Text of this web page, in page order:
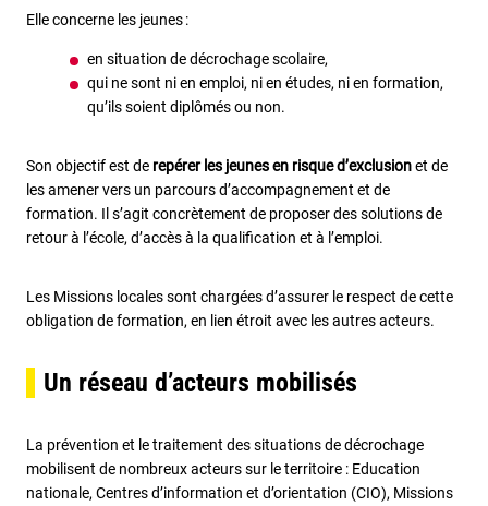
Elle concerne les jeunes :
en situation de décrochage scolaire,
qui ne sont ni en emploi, ni en études, ni en formation,
qu’ils soient diplômés ou non.
Son objectif est de repérer les jeunes en risque d’exclusionet de
les amener vers un parcours d’accompagnement et de
formation. Il s’agit concrètement de proposer des solutions de
retour à l’école, d’accès à la qualification et à l’emploi.
Les Missions locales sont chargées d’assurer le respect de cette
obligation de formation, en lien étroit avec les autres acteurs.
Un réseau d’acteurs mobilisés
La prévention et le traitement des situations de décrochage
mobilisent de nombreux acteurs sur le territoire : Education
nationale, Centres d’information et d’orientation (CIO), Missions